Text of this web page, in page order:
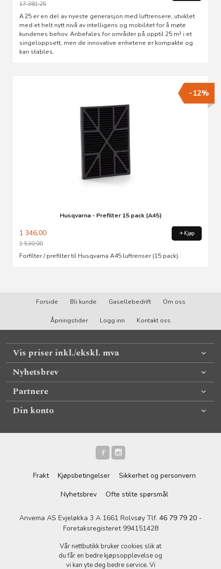
17 381,25
Rabatt
A 25 er en del av nyeste generasjon med luftrensere, utviklet
med et helt nytt nivå av intelligens og mobilitet for å møte
kundenes behov. Anbefales for områder på opptil 25 m² i et
singeloppsett, men de innovative enhetene er kompakte og
kan stables.
Husqvarna - Prefilter 15 pack (A45)
1 346,00
1 530,00
Rabatt
-12%
Kjøp
Forfilter / prefilter til Husqvarna A45 luftrenser (15 pack).
Forside Bli kunde Gasellebedrift Om oss
Åpningstider Logg inn Kontakt oss
Vis priser inkl./ekskl. mva
Nyhetsbrev
Partnere
Din konto
Frakt Kjøpsbetingelser
Sikkerhet og personvern
Nyhetsbrev
Ofte stilte spørsmål
Anvema AS Evjeløkka 3 A 1661 Rolvsøy Tlf. 46 79 79 20 -
Foretaksregisteret 994151428
Vår nettbutikk bruker cookies slik at
du får en bedre kjøpsopplevelse og
vi kan yte deg bedre service. Vi